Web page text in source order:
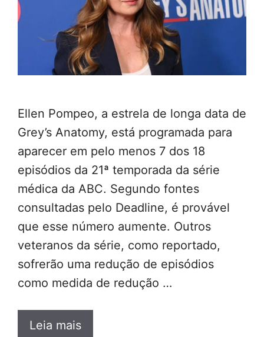
Ellen Pompeo, a estrela de longa data de
Grey’s Anatomy, está programada para
aparecer em pelo menos 7 dos 18
episódios da 21ª temporada da série
médica da ABC. Segundo fontes
consultadas pelo Deadline, é provável
que esse número aumente. Outros
veteranos da série, como reportado,
sofrerão uma redução de episódios
como medida de redução …
Leia mais